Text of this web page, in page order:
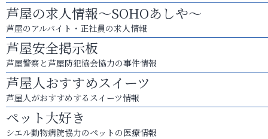
芦屋の求人情報～SOHOあしや～
芦屋のアルバイト・正社員の求人情報
芦屋安全掲示板
芦屋警察と芦屋防犯協会協力の事件情報
芦屋人おすすめスイーツ
芦屋人がおすすめするスイーツ情報
ペット大好き
シエル動物病院協力のペットの医療情報